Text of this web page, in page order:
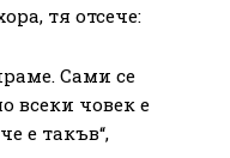
тя отсече:
Сами се
всеки човек е
е такъв“,